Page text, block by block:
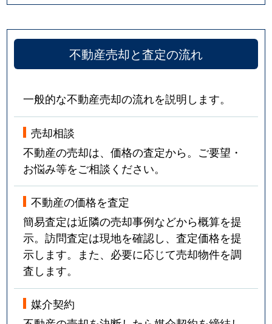
不動産売却と査定の流れ
一般的な不動産売却の流れを説明します。
売却相談
不動産の売却は、価格の査定から。ご要望・
お悩み等をご相談ください。
不動産の価格を査定
簡易査定は近隣の売却事例などから概算を提
示。訪問査定は現地を確認し、査定価格を提
示します。また、必要に応じて売却物件を調
査します。
媒介契約